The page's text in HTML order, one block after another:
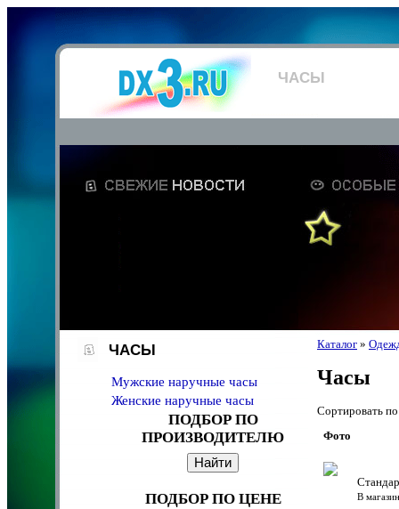
ЧАСЫ
ЧАСЫ
Мужские наручные часы
Женские наручные часы
ПОДБОР ПО
ПРОИЗВОДИТЕЛЮ
ПОДБОР ПО ЦЕНЕ
Каталог »
Часы
Сортировать
Фото
В